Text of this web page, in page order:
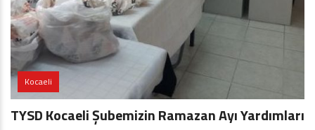
Kocaeli
TYSD Kocaeli Şubemizin Ramazan Ayı Yardımları